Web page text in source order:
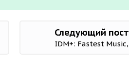
Следующий пост